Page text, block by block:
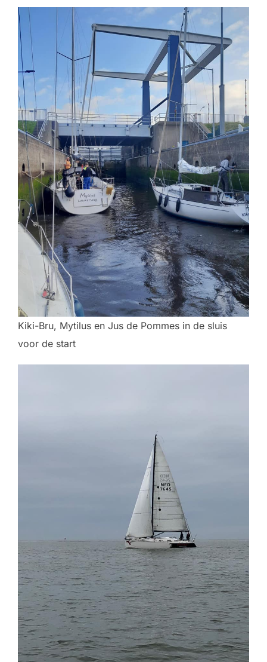
Kiki-Bru, Mytilus en Jus de Pommes in de sluis
voor de start